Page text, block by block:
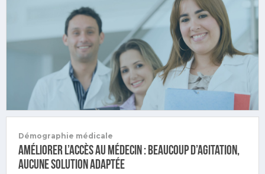
Démographie médicale
Améliorer l’accès au médecin : beaucoup d’agitation,
aucune solution adaptée